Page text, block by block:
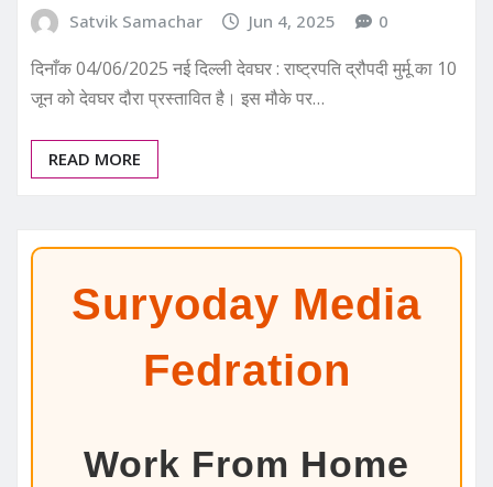
Satvik Samachar Jun 4, 2025 0
दिनाँक 04/06/2025 नई दिल्ली देवघर : राष्ट्रपति द्रौपदी मुर्मू का 10
जून को देवघर दौरा प्रस्तावित है। इस मौके पर…
READ MORE
Suryoday Media
Fedration
Work From Home